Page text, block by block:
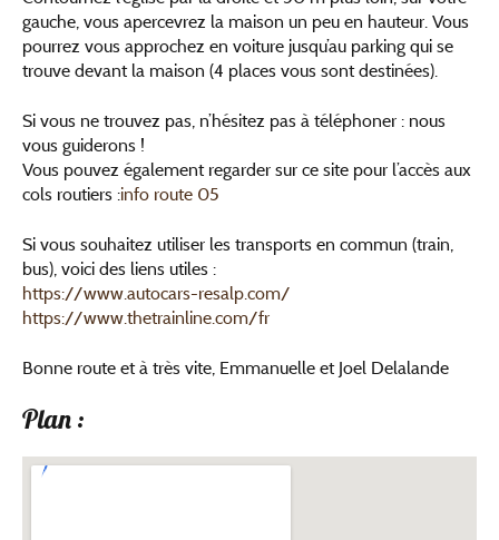
gauche, vous apercevrez la maison un peu en hauteur. Vous
pourrez vous approchez en voiture jusqu’au parking qui se
trouve devant la maison (4 places vous sont destinées).
Si vous ne trouvez pas, n’hésitez pas à téléphoner : nous
vous guiderons !
Vous pouvez également regarder sur ce site pour l’accès aux
cols routiers :info route 05
Si vous souhaitez utiliser les transports en commun (train,
bus), voici des liens utiles :
https://www.autocars-resalp.com/
https://www.thetrainline.com/fr
Bonne route et à très vite, Emmanuelle et Joel Delalande
Plan :